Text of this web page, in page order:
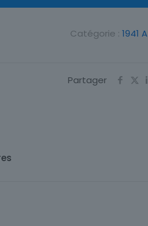
Catégorie : 1941
Partager